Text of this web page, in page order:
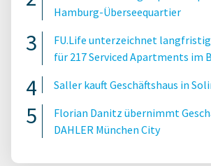
Hamburg-Überseequartier
FU.Life unterzeichnet
für 217 Serviced Apartments im
Saller kauft Geschäftshaus in
Florian Danitz übernimmt
DAHLER München City